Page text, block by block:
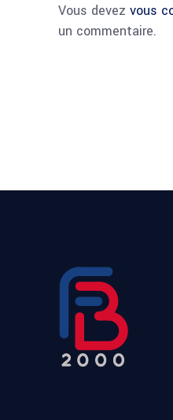
Vous devez vous
un commentaire.